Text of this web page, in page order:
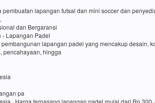
lapangan futsal dan mini soccer dan
dan Bergaransi
Lapangan Padel
lapangan padel yang mencakup desain,
pencahayaan, hingga
pa
· Harga terpasang lapangan padel mulai dari Rp 300